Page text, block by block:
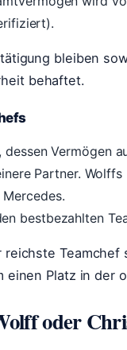
bleiben
behaftet.
Vermögen
Partner.
bestbezahlten
einen Platz in der
oder